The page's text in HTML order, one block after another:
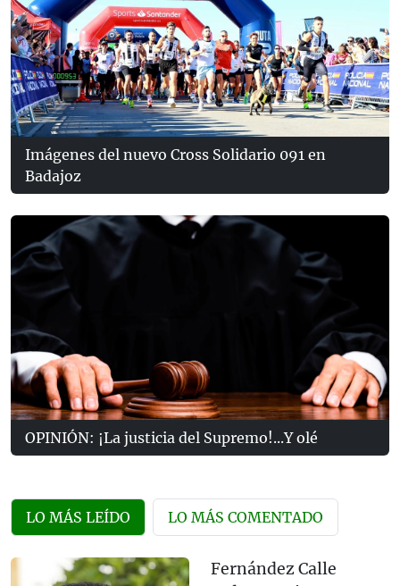
Imágenes del nuevo Cross Solidario 091 en
Badajoz
OPINIÓN: ¡La justicia del Supremo!...Y olé
LO MÁS LEÍDO LO MÁS COMENTADO
Fernández Calle